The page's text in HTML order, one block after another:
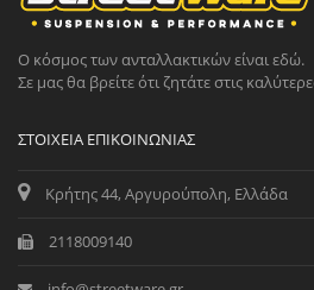
Ο κόσμος των ανταλλακτικών είναι εδώ.
Σε μας θα βρείτε ότι ζητάτε στις
ΣΤΟΙΧΕΊΑ ΕΠΙΚΟΙΝΩΝΊΑΣ
Κρήτης 44, Αργυρούπολη, Ελλάδα
2118009140